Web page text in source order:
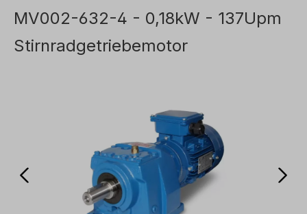
MV002-632-4 - 0,18kW - 137Upm
Stirnradgetriebemotor